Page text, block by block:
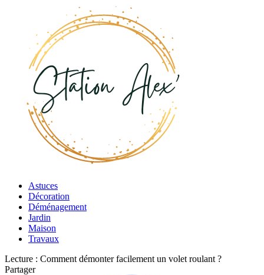
Astuces
Décoration
Déménagement
Jardin
Maison
Travaux
Lecture : Comment démonter facilement un volet roulant ?
Partager